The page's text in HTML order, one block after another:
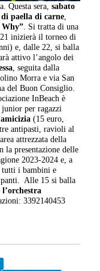
Questa sera,sabato
di paella di carne
. Si tratta di una
inizierà il torneo di
e, dalle 22, si balla
attivo l’angolo dei
, seguita dalla
Morra e via San
del Buon Consiglio.
InBeach è
junior per ragazzi
(15 euro,
antipasti, ravioli al
attrezzata della
la presentazione delle
2023-2024 e, a
tutti i bambini e
Alle 15 si balla
l’orchestra
3392140453